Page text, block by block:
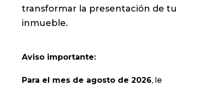
transformar la presentación de tu
inmueble.
Aviso importante:
Para el mes de agosto de 2026, le